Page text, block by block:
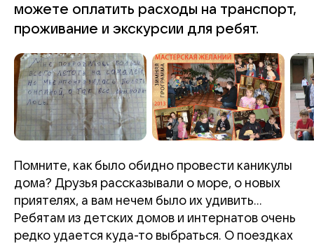
можете оплатить расходы на транспорт,
проживание и экскурсии для ребят.
Помните, как было обидно провести каникулы
дома? Друзья рассказывали о море, о новых
приятелях, а вам нечем было их удивить…
Ребятам из детских домов и интернатов очень
редко удается куда-то выбраться. О поездках